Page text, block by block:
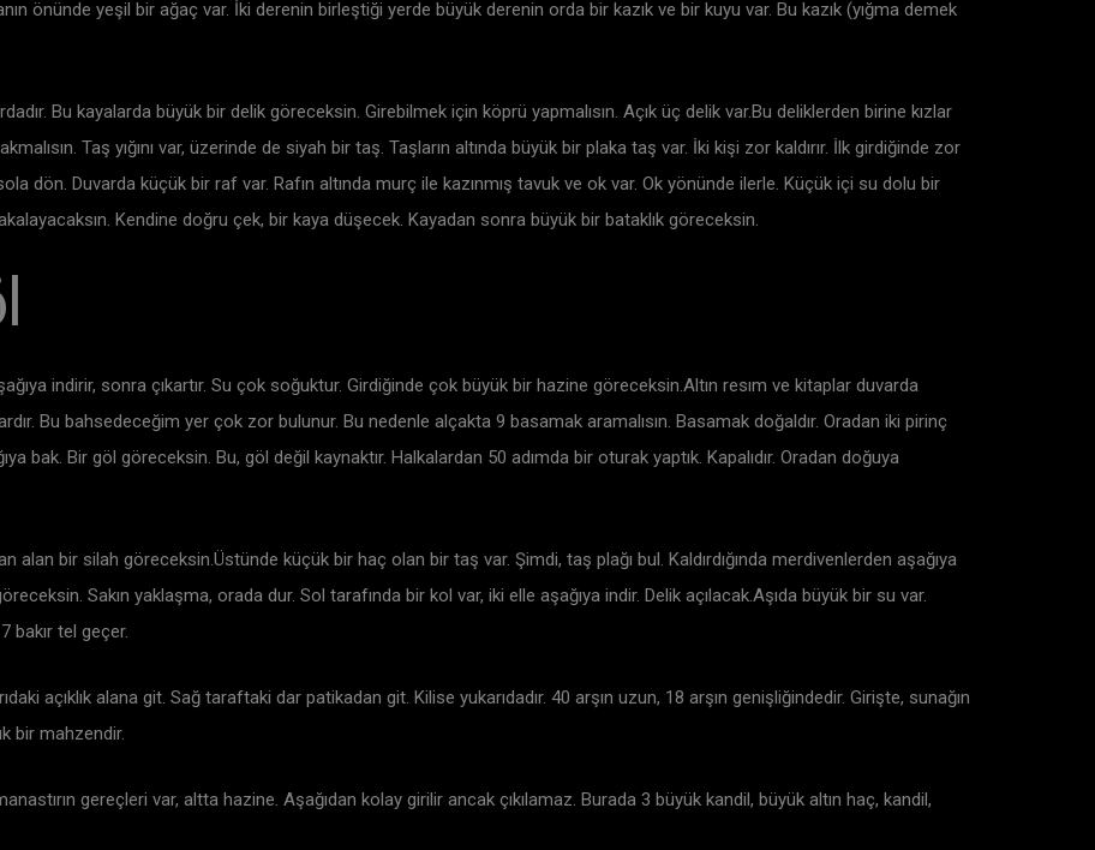
önünde yeşil bir ağaç var. İki derenin birleştiği yerde büyük derenin orda bir kazık ve bir kuyu var. Bu kazık (yığma demek
Bu kayalarda büyük bir delik göreceksin. Girebilmek için köprü yapmalısın. Açık üç delik var.Bu deliklerden birine kızlar
Taş yığını var, üzerinde de siyah bir taş. Taşların altında büyük bir plaka taş var. İki kişi zor kaldırır. İlk girdiğinde zor
dön. Duvarda küçük bir raf var. Rafın altında murç ile kazınmış tavuk ve ok var. Ok yönünde ilerle. Küçük içi su dolu bir
Kendine doğru çek, bir kaya düşecek. Kayadan sonra büyük bir bataklık göreceksin.
indirir, sonra çıkartır. Su çok soğuktur. Girdiğinde çok büyük bir hazine göreceksin.Altın resım ve kitaplar duvarda
Bu bahsedeceğim yer çok zor bulunur. Bu nedenle alçakta 9 basamak aramalısın. Basamak doğaldır. Oradan iki pirinç
bak. Bir göl göreceksin. Bu, göl değil kaynaktır. Halkalardan 50 adımda bir oturak yaptık. Kapalıdır. Oradan doğuya
alan bir silah göreceksin.Üstünde küçük bir haç olan bir taş var. Şimdi, taş plağı bul. Kaldırdığında merdivenlerden aşağıya
Sakın yaklaşma, orada dur. Sol tarafında bir kol var, iki elle aşağıya indir. Delik açılacak.Aşıda büyük bir su var.
bakır tel geçer.
açıklık alana git. Sağ taraftaki dar patikadan git. Kilise yukarıdadır. 40 arşın uzun, 18 arşın genişliğindedir. Girişte, sunağın
bir mahzendir.
gereçleri var, altta hazine. Aşağıdan kolay girilir ancak çıkılamaz. Burada 3 büyük kandil, büyük altın haç, kandil,